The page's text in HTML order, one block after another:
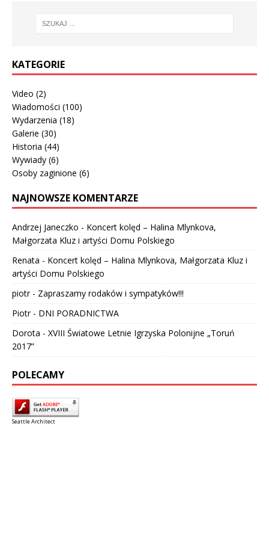
KATEGORIE
Video (2)
Wiadomości (100)
Wydarzenia (18)
Galerie (30)
Historia (44)
Wywiady (6)
Osoby zaginione (6)
NAJNOWSZE KOMENTARZE
Andrzej Janeczko - Koncert kolęd – Halina Mlynkova,
Małgorzata Kluz i artyści Domu Polskiego
Renata - Koncert kolęd – Halina Mlynkova, Małgorzata Kluz i
artyści Domu Polskiego
piotr- Zapraszamy rodaków i sympatyków!!!
Piotr- DNI PORADNICTWA
Dorota - XVIII Światowe Letnie Igrzyska Polonijne „Toruń
2017”
POLECAMY
Seattle Architect